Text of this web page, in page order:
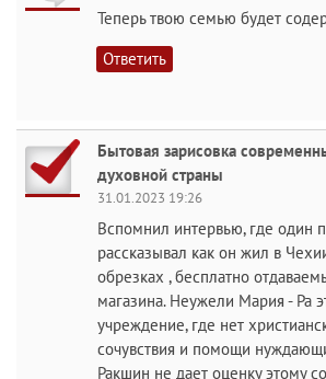
Теперь твою семью будет
Ответить
Бытовая зарисовка
духовной страны
31.01.2023 19:26
Вспомнил интервью, где один
рассказывал как он жил в
обрезках , бесплатно
магазина. Неужели Мария - Ра
учреждение, где нет
сочувствия и помощи
Ракшин не дает оценку этому